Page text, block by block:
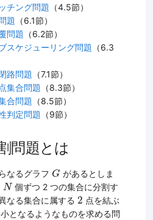
チング問題 （4.5節）
題 （6.1節）
問題 （6.2節）
スケジューリング問題 （6.3
路問題 （7.1節）
集合問題 （8.3節）
合問題 （8.5節）
判定問題 （9節）
問題とは
なるグラフ G
G があるとしま
N
N個ずつ 2 つの集合に分割す
なる集合に属する 2
2 点を結ぶ
となるようなものを求める問